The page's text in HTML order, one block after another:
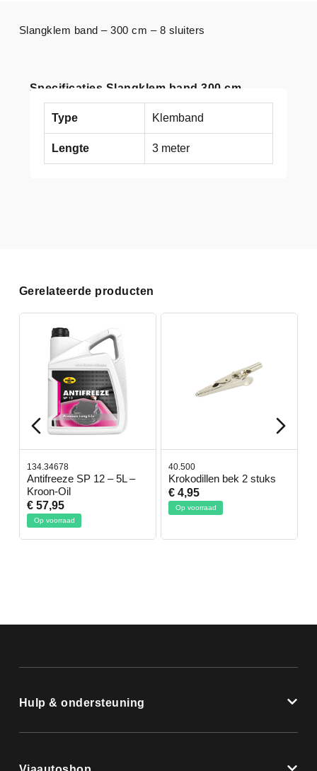
Specificaties Slangklem band 300 cm
Type Klemband
Lengte 3 meter
Slangklem band – 300 cm – 8 sluiters
Gerelateerde producten
134.34678
Antifreeze SP 12 – 5L –
Kroon-Oil
€ 57,95
Op voorraad
40.500
Krokodillen bek 2 stuks
€ 4,95
Op voorraad
Hulp & ondersteuning